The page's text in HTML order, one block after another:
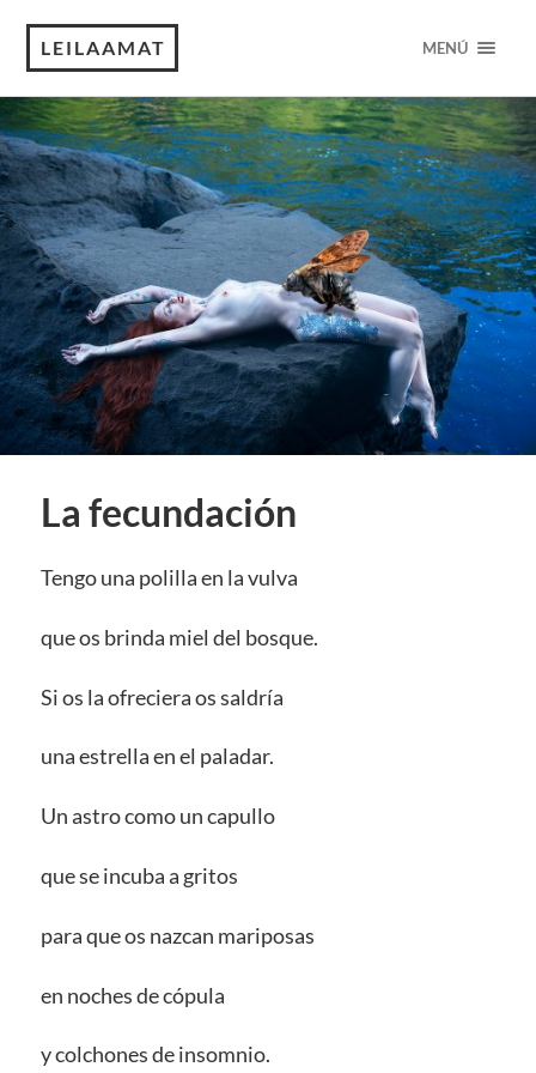
LEILAAMAT MENÚ
La fecundación
Tengo una polilla en la vulva
que os brinda miel del bosque.
Si os la ofreciera os saldría
una estrella en el paladar.
Un astro como un capullo
que se incuba a gritos
para que os nazcan mariposas
en noches de cópula
y colchones de insomnio.